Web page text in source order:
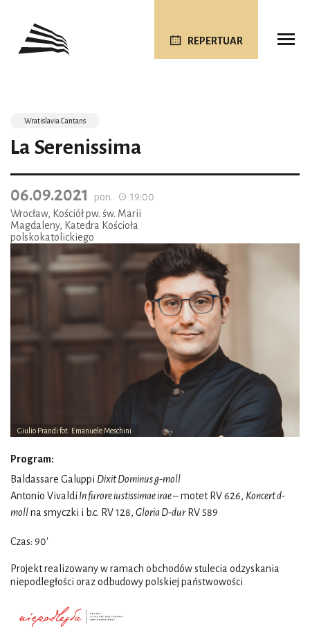
REPERTUAR
Giulio Prandi fot. Emanuele Meschini
Wratislavia Cantans
La Serenissima
06.09.2021 pon.
19:00
Wrocław, Kościół pw. św. Marii
Magdaleny, Katedra Kościoła
polskokatolickiego
Program:
Baldassare Galuppi Dixit Dominus g-moll
Antonio Vivaldi In furore iustissimae irae– motet RV 626, Koncert d-
mollna smyczki i b.c. RV 128, Gloria D-durRV 589
Czas: 90'
Projekt realizowany w ramach obchodów stulecia odzyskania
niepodległości oraz odbudowy polskiej państwowości